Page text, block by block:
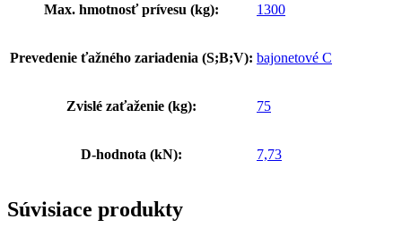
Max. hmotnosť prívesu (kg): 1300
Prevedenie ťažného zariadenia (S;B;V): bajonetové C
Zvislé zaťaženie (kg): 75
D-hodnota (kN): 7,73
Súvisiace produkty